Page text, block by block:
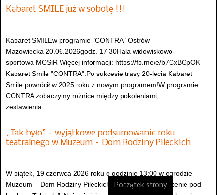
Kabaret SMILE już w sobotę !!!
Kabaret SMILEw programie "CONTRA" Ostrów
Mazowiecka 20.06.2026godz. 17:30Hala widowiskowo-
sportowa MOSiR Więcej informacji: https://fb.me/e/b7CxBCpOK
Kabaret Smile "CONTRA".Po sukcesie trasy 20-lecia Kabaret
Smile powrócił w 2025 roku z nowym programem!W programie
CONTRA zobaczymy różnice między pokoleniami,
zestawienia...
„Tak było” – wyjątkowe podsumowanie roku
teatralnego w Muzeum – Dom Rodziny Pileckich
W piątek, 19 czerwca 2026 roku o godzinie 13:00 w ogrodzie
Muzeum – Dom Rodziny Pileckich odbędzie się wydarzenie pod
Początek strony